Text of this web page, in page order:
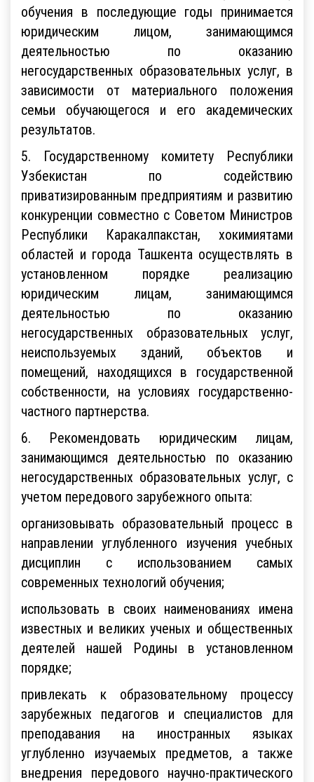
обучения в последующие годы принимается
юридическим лицом, занимающимся
деятельностью по оказанию
негосударственных образовательных услуг, в
зависимости от материального положения
семьи обучающегося и его академических
результатов.
5. Государственному комитету Республики
Узбекистан по содействию
приватизированным предприятиям и развитию
конкуренции совместно с Советом Министров
Республики Каракалпакстан, хокимиятами
областей и города Ташкента осуществлять в
установленном порядке реализацию
юридическим лицам, занимающимся
деятельностью по оказанию
негосударственных образовательных услуг,
неиспользуемых зданий, объектов и
помещений, находящихся в государственной
собственности, на условиях государственно-
частного партнерства.
6. Рекомендовать юридическим лицам,
занимающимся деятельностью по оказанию
негосударственных образовательных услуг, с
учетом передового зарубежного опыта:
организовывать образовательный процесс в
направлении углубленного изучения учебных
дисциплин с использованием самых
современных технологий обучения;
использовать в своих наименованиях имена
известных и великих ученых и общественных
деятелей нашей Родины в установленном
порядке;
привлекать к образовательному процессу
зарубежных педагогов и специалистов для
преподавания на иностранных языках
углубленно изучаемых предметов, а также
внедрения передового научно-практического